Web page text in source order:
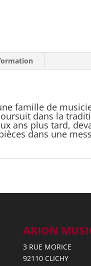
famille de
dans la
ans plus tard,
dans une
ARION
3 RUE MORICE
92110 CLICHY